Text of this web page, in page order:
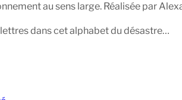
au sens large. Réalisée par
dans cet alphabet du désastre…